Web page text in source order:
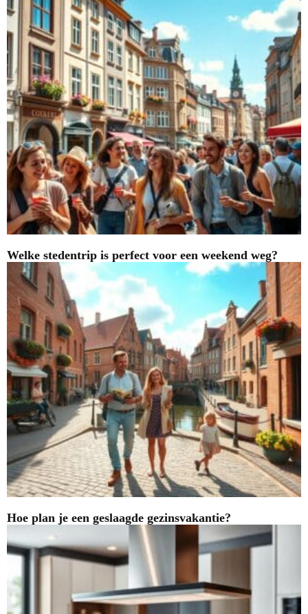
Welke stedentrip is perfect voor een weekend weg?
Hoe plan je een geslaagde gezinsvakantie?